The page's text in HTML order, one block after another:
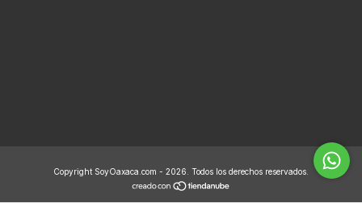
Copyright SoyOaxaca.com - 2026. Todos los derechos reservados.